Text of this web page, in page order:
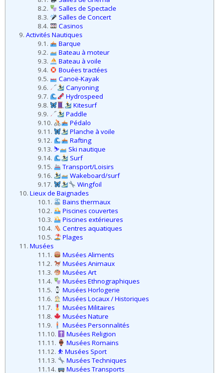
9.15.
Transport/Loisirs
9.16.
Wakeboard/surf
9.17.
Wingfoil
10.Lieux de Baignades
10.1.
Bains thermaux
10.2.
Piscines couvertes
10.3.
Piscines extérieures
10.4.
Centres aquatiques
10.5.
Plages
Musées
11.1.
Musées Aliments
11.2.
Musées Animaux
11.3.
Musées Art
11.4.
Musées Ethnographiques
11.5.
Musées Horlogerie
11.6.
Musées Locaux / Historiques
11.7.
Musées Militaires
11.8.
Musées Nature
11.9.
Musées Personnalités
11.10.
Musées Religion
11.11.
Musées Romains
11.12. ⛹️ Musées Sport
11.13.
Musées Techniques
11.14.
Musées Transports
Trains
12.1.
Téléphériques
12.2.
Trains régionaux
12.3.
12.4.
Funiculaires
12.5.
Trains touristiques
12.6.
Petits trains
12.7.
Bateaux Léman
12.8.
Bateaux 3 Lacs
Carte des activités dans la région de la Broye
Le district de la Broye
14.1. Drapeau
14.2. Carte
14.3.Population et Superficie
14.4.Communes
14.5.Géographie
14.6.Histoire
14.7.Météo